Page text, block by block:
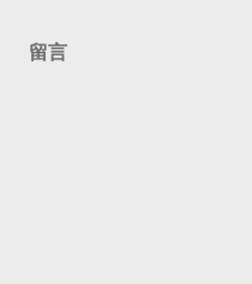
留言